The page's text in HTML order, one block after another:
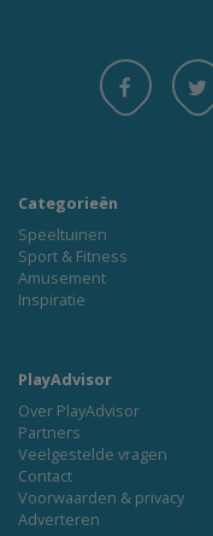
Categorieën
Speeltuinen
Sport & Fitness
Amusement
Inspiratie
PlayAdvisor
Over PlayAdvisor
Partners
Veelgestelde vragen
Contact
Voorwaarden & privacy
Adverteren